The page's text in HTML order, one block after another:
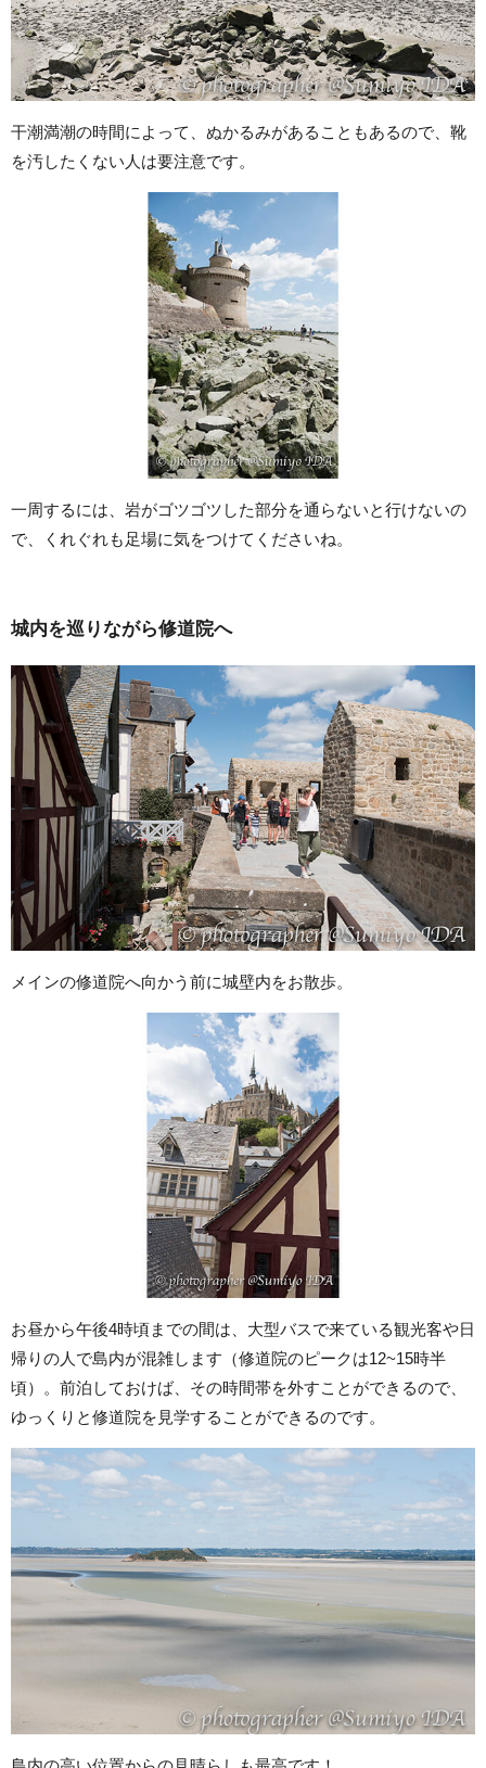
干潮満潮の時間によって、ぬかるみがあることもあるので、靴
を汚したくない人は要注意です。
一周するには、岩がゴツゴツした部分を通らないと行けないの
で、くれぐれも足場に気をつけてくださいね。
城内を巡りながら修道院へ
メインの修道院へ向かう前に城壁内をお散歩。
お昼から午後4時頃までの間は、大型バスで来ている観光客や日
帰りの人で島内が混雑します（修道院のピークは12~15時半
頃）。前泊しておけば、その時間帯を外すことができるので、
ゆっくりと修道院を見学することができるのです。